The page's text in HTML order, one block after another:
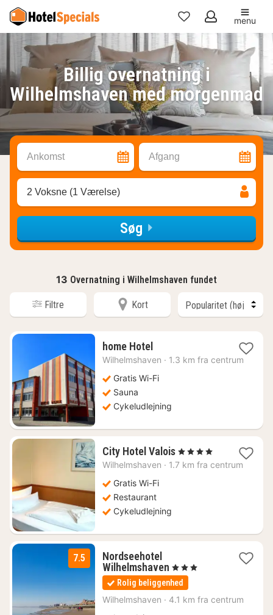
Mine
favoritter
menu
Billig overnatning i
Wilhelmshaven med morgenmad
Ankomst Afgang
2 Voksne (1 Værelse)
Søg
13 Overnatning i Wilhelmshaven fundet
Filtre Kort
home Hotel1
nat
780
Wilhelmshaven · 1.3 km fra centrum
Gratis Wi-Fi
Sauna
Cykeludlejning
City Hotel Valois1
nat
, 4 Stjerner
Wilhelmshaven · 1.7 km fra centrum
Gratis Wi-Fi
Restaurant
Cykeludlejning
7.5
Nordseehotel
Wilhelmshaven 1
nat
fra
591
, 3 Stjerner
Rolig beliggenhed
Wilhelmshaven · 4.1 km fra centrum